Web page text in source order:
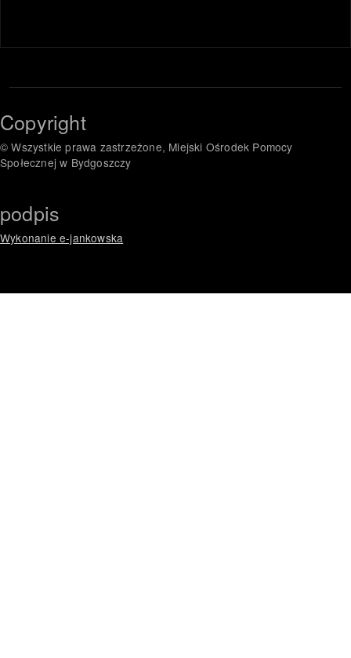
Copyright
© Wszystkie prawa zastrzeżone, Miejski Ośrodek Pomocy
Społecznej w Bydgoszczy
podpis
Wykonanie e-jankowska